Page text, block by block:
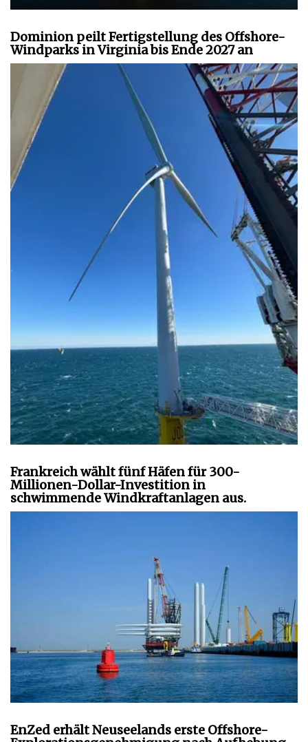
Dominion peilt Fertigstellung des Offshore-
Windparks in Virginia bis Ende 2027 an
Frankreich wählt fünf Häfen für 300-
Millionen-Dollar-Investition in
schwimmende Windkraftanlagen aus.
EnZed erhält Neuseelands erste Offshore-